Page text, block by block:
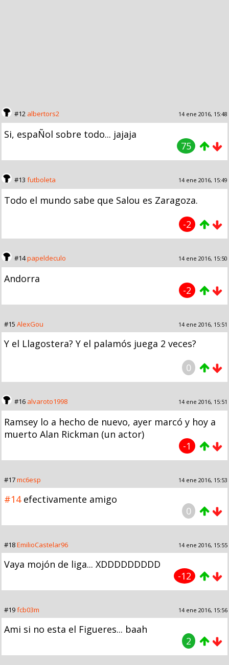
#12 albertors2 14 ene 2016, 15:48
Si, espaÑol sobre todo... jajaja
75
#13 futboleta 14 ene 2016, 15:49
Todo el mundo sabe que Salou es Zaragoza.
-2
#14papeldeculo 14 ene 2016, 15:50
Andorra
-2
#15 AlexGou 14 ene 2016, 15:51
Y el Llagostera? Y el palamós juega 2 veces?
0
#16 alvaroto1998 14 ene 2016, 15:51
Ramsey lo a hecho de nuevo, ayer marcó y hoy a
muerto Alan Rickman (un actor)
-1
#17mc6esp 14 ene 2016, 15:53
#14 efectivamente amigo
0
#18EmilioCastelar96 14 ene 2016, 15:55
Vaya mojón de liga... XDDDDDDDDD
-12
#19fcb03m 14 ene 2016, 15:56
Ami si no esta el Figueres... baah
2